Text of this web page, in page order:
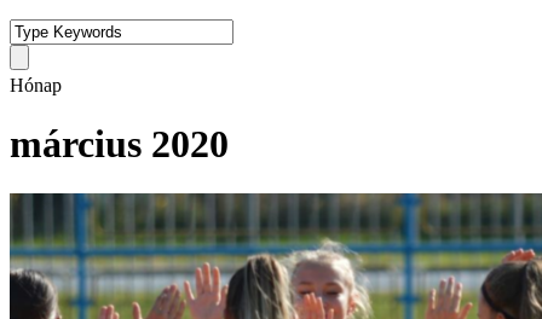
Hónap
március 2020